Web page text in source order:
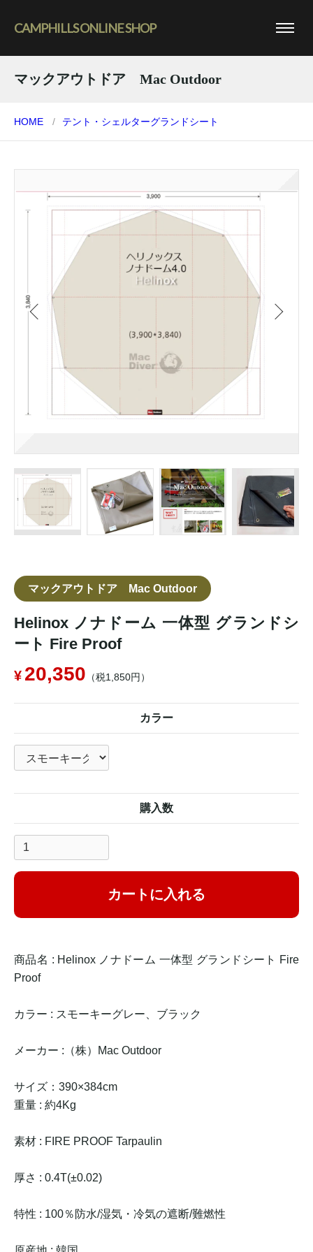
CAMPHILLS ONLINE SHOP
マックアウトドア Mac Outdoor
HOME テント・シェルターグランドシート
マックアウトドア Mac Outdoor
Helinox ノナドーム 一体型 グランドシ
ート Fire Proof
20,350 （税1,850円）
カラー
購入数
カートに入れる
商品名 : Helinox ノナドーム 一体型 グランドシート Fire
Proof
カラー : スモーキーグレー、ブラック
メーカー :（株）Mac Outdoor
サイズ：390×384cm
重量 : 約4Kg
素材 : FIRE PROOF Tarpaulin
厚さ : 0.4T(±0.02)
特性 : 100％防水/湿気・冷気の遮断/難燃性